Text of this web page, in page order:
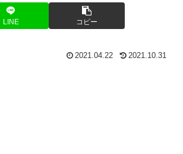
LINE コピー
2021.04.22 2021.10.31